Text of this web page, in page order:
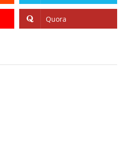
Quora